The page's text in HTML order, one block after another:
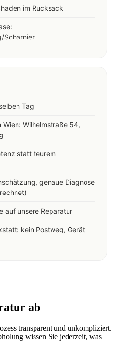
im Rucksack
Scharnier
Tag
Wilhelmstraße 54,
statt teurem
genaue Diagnose
auf unsere Reparatur
kein Postweg, Gerät
ab
transparent und unkompliziert.
wissen Sie jederzeit, was